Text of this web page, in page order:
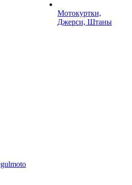
Мотокуртки,
Джерси, Штаны